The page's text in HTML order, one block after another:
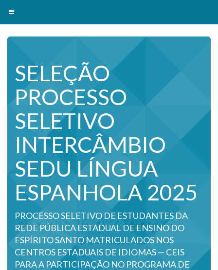
Toggle navigation
SELEÇÃO
PROCESSO
SELETIVO
INTERCÂMBIO
SEDU LÍNGUA
ESPANHOLA 2025
PROCESSO SELETIVO DE ESTUDANTES DA
REDE PÚBLICA ESTADUAL DE ENSINO DO
ESPÍRITO SANTO MATRICULADOS NOS
CENTROS ESTADUAIS DE IDIOMAS — CEIS
PARA A PARTICIPAÇÃO NO PROGRAMA DE